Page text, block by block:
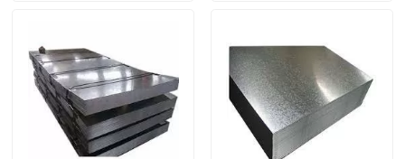
Productos
Los vídeos